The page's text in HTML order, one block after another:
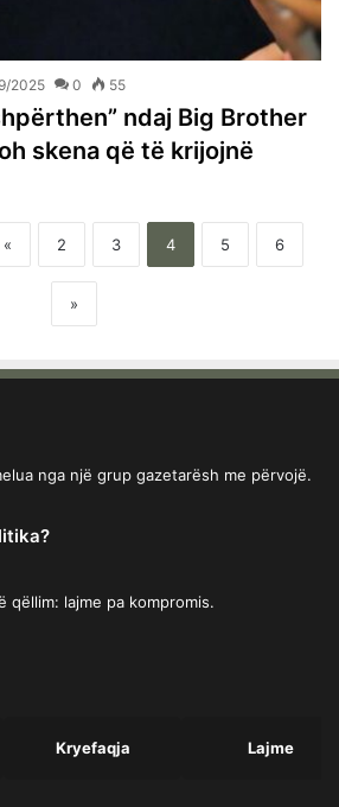
2025 0 55
ndaj Big Brother
skena që të krijojnë
« 2 3 4 5 6
»
nga një grup gazetarësh me përvojë.
qëllim: lajme pa kompromis.
Kryefaqja Lajme